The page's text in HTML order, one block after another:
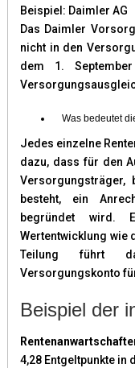
Beispiel: Daimler AG
Das Daimler
nicht in den
dem 1.
Was bedeutet
Jedes einzelne
dazu, dass für den
Versorgungsträger,
besteht, ein
begründet wird.
Wertentwicklung wie
Teilung führt
Versorgungskonto
Beispiel der
4,28 Entgeltpunkte in